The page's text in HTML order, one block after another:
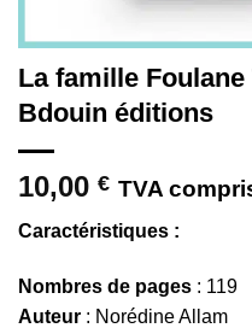
La famille Foulane
Bdouin éditions
10,00 € TVA
Caractéristiques :
Nombres de pages : 119
Auteur : Norédine Allam